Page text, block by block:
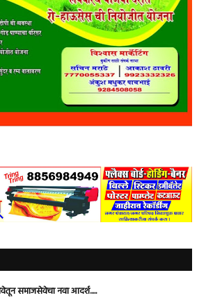
समाजसेवेचा नवा आदर्श.....